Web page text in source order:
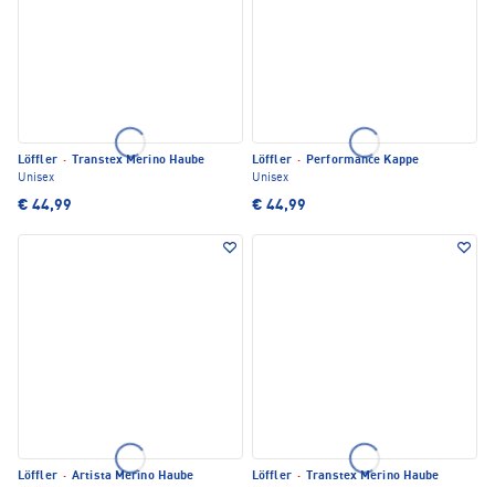
Löffler ·
Transtex Merino Haube
Unisex
€ 44,99
Löffler · Performance Kappe
Unisex
€ 44,99
Löffler · Artista Merino Haube
Löffler ·
Transtex Merino Haube